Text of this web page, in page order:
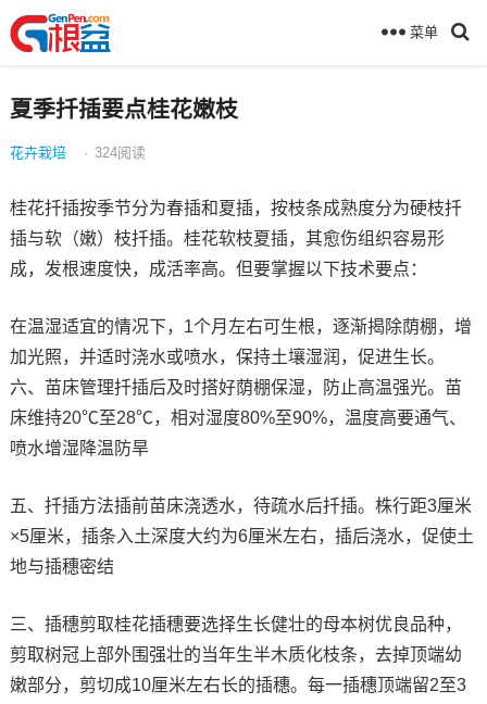
菜单
夏季扦插要点桂花嫩枝
花卉栽培 · 324阅读
桂花扦插按季节分为春插和夏插，按枝条成熟度分为硬枝扦
插与软（嫩）枝扦插。桂花软枝夏插，其愈伤组织容易形
成，发根速度快，成活率高。但要掌握以下技术要点：
在温湿适宜的情况下，1个月左右可生根，逐渐揭除荫棚，增
加光照，并适时浇水或喷水，保持土壤湿润，促进生长。
六、苗床管理扦插后及时搭好荫棚保湿，防止高温强光。苗
床维持20℃至28℃，相对湿度80%至90%，温度高要通气、
喷水增湿降温防旱
五、扦插方法插前苗床浇透水，待疏水后扦插。株行距3厘米
×5厘米，插条入土深度大约为6厘米左右，插后浇水，促使土
地与插穗密结
三、插穗剪取桂花插穗要选择生长健壮的母本树优良品种，
剪取树冠上部外围强壮的当年生半木质化枝条，去掉顶端幼
嫩部分，剪切成10厘米左右长的插穗。每一插穗顶端留2至3